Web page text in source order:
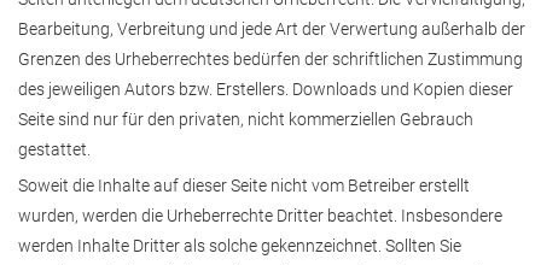
Bearbeitung, Verbreitung und jede Art der Verwertung außerhalb der
Grenzen des Urheberrechtes bedürfen der schriftlichen Zustimmung
des jeweiligen Autors bzw. Erstellers. Downloads und Kopien dieser
Seite sind nur für den privaten, nicht kommerziellen Gebrauch
gestattet.
Soweit die Inhalte auf dieser Seite nicht vom Betreiber erstellt
wurden, werden die Urheberrechte Dritter beachtet. Insbesondere
werden Inhalte Dritter als solche gekennzeichnet. Sollten Sie